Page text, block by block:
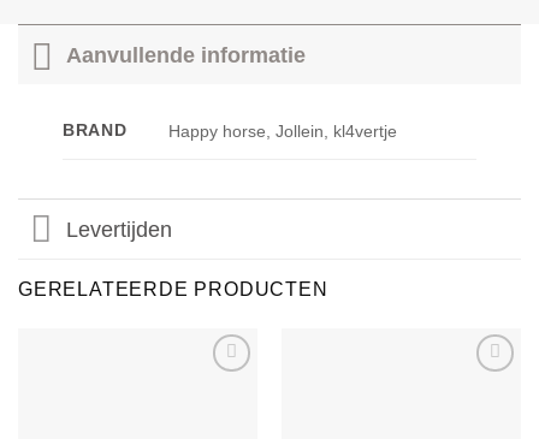
Aanvullende informatie
BRAND Happy horse, Jollein, kl4vertje
Levertijden
GERELATEERDE PRODUCTEN